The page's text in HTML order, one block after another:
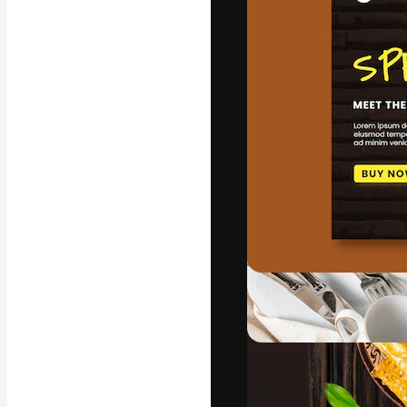
La plataforma
trabajo. Más
entre
estudios.
Español
Copyright ©